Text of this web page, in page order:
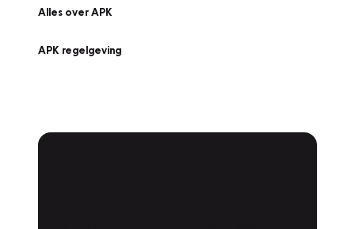
Alles over APK
APK regelgeving